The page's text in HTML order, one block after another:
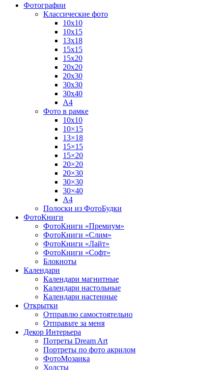
Фотографии
Классические фото
10х10
10х15
13х18
15х15
15х20
20х20
20х30
30х30
30х40
А4
Фото в рамке
10х10
10×15
13×18
15×15
15×20
20×20
20×30
30×30
30×40
A4
Полоски из ФотоБудки
ФотоКниги
ФотоКниги «Премиум»
ФотоКниги «Слим»
ФотоКниги «Лайт»
ФотоКниги «Софт»
Блокноты
Календари
Календари магнитные
Календари настольные
Календари настенные
Открытки
Отправлю самостоятельно
Отправьте за меня
Декор Интерьера
Потреты Dream Art
Портреты по фото акрилом
ФотоМозаика
Холсты